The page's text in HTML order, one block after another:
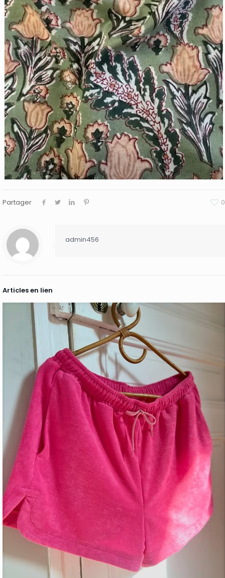
Partager 0
admin456
Articles en lien